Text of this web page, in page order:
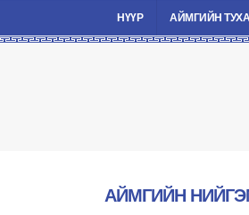
НҮҮР АЙМГИЙН
АЙМГИЙН